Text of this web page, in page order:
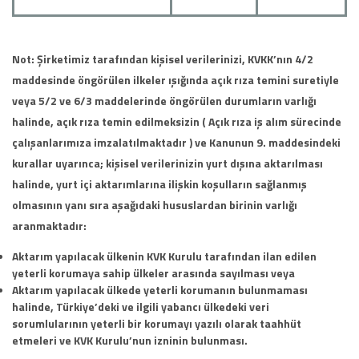
Not: Şirketimiz tarafından kişisel verilerinizi, KVKK’nın 4/2
maddesinde öngörülen ilkeler ışığında açık rıza temini suretiyle
veya 5/2 ve 6/3 maddelerinde öngörülen durumların varlığı
halinde, açık rıza temin edilmeksizin ( Açık rıza iş alım sürecinde
çalışanlarımıza imzalatılmaktadır ) ve Kanunun 9. maddesindeki
kurallar uyarınca; kişisel verilerinizin yurt dışına aktarılması
halinde, yurt içi aktarımlarına ilişkin koşulların sağlanmış
olmasının yanı sıra aşağıdaki hususlardan birinin varlığı
aranmaktadır:
Aktarım yapılacak ülkenin KVK Kurulu tarafından ilan edilen
yeterli korumaya sahip ülkeler arasında sayılması veya
Aktarım yapılacak ülkede yeterli korumanın bulunmaması
halinde, Türkiye’deki ve ilgili yabancı ülkedeki veri
sorumlularının yeterli bir korumayı yazılı olarak taahhüt
etmeleri ve KVK Kurulu’nun izninin bulunması.